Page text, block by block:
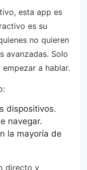
esta app es
es su
no quieren
avanzadas. Solo
a hablar.
dispositivos.
navegar.
la mayoría de
directo y